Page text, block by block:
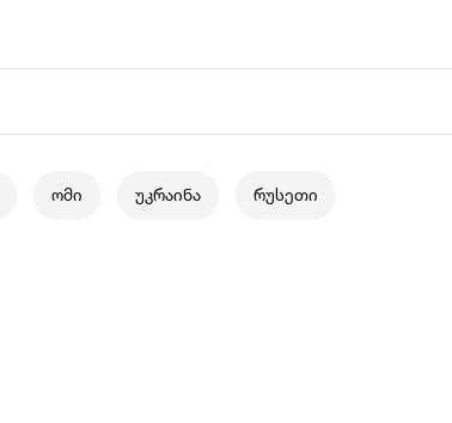
ომი უკრაინა რუსეთი